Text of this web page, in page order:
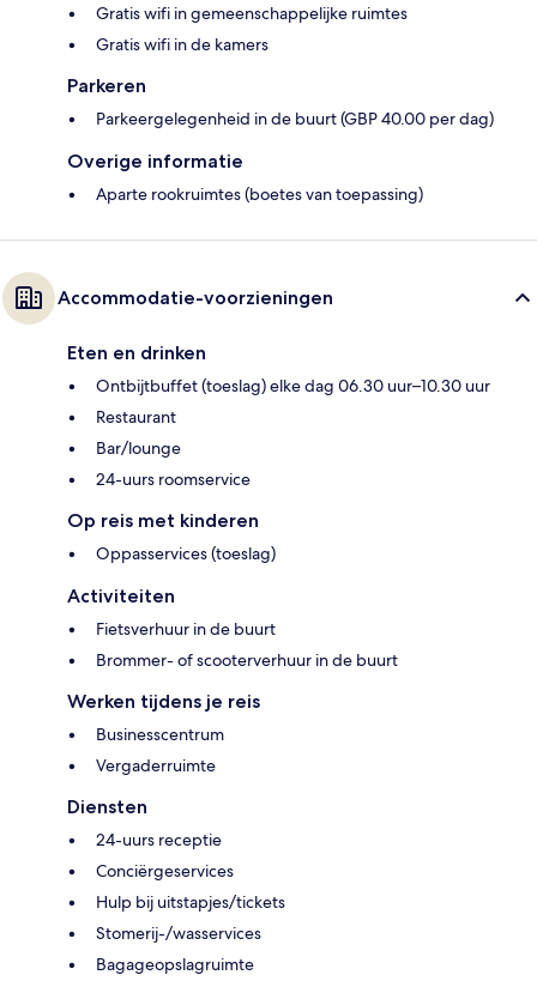
Gratis wifi in gemeenschappelijke ruimtes
Gratis wifi in de kamers
Parkeren
Parkeergelegenheid in de buurt (GBP 40.00 per dag)
Overige informatie
Aparte rookruimtes (boetes van toepassing)
Accommodatie-voorzieningen
Eten en drinken
Ontbijtbuffet (toeslag) elke dag 06.30 uur–10.30 uur
Restaurant
Bar/lounge
24-uurs roomservice
Op reis met kinderen
Oppasservices (toeslag)
Activiteiten
Fietsverhuur in de buurt
Brommer- of scooterverhuur in de buurt
Werken tijdens je reis
Businesscentrum
Vergaderruimte
Diensten
24-uurs receptie
Conciërgeservices
Hulp bij uitstapjes/tickets
Stomerij-/wasservices
Bagageopslagruimte